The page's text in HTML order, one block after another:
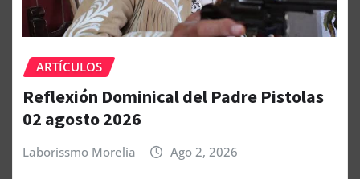
ARTÍCULOS
Reflexión Dominical del Padre Pistolas
02 agosto 2026
Laborissmo Morelia Ago 2, 2026